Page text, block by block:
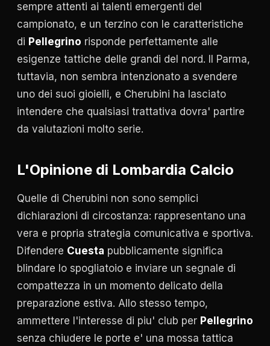
sempre attenti ai talenti emergenti del
campionato, e un terzino con le caratteristiche
di Pellegrino risponde perfettamente alle
esigenze tattiche delle grandi del nord. Il Parma,
tuttavia, non sembra intenzionato a svendere
uno dei suoi gioielli, e Cherubini ha lasciato
intendere che qualsiasi trattativa dovra' partire
da valutazioni molto serie.
L'Opinione di Lombardia Calcio
Quelle di Cherubini non sono semplici
dichiarazioni di circostanza: rappresentano una
vera e propria strategia comunicativa e sportiva.
Difendere Cuesta pubblicamente significa
blindare lo spogliatoio e inviare un segnale di
compattezza in un momento delicato della
preparazione estiva. Allo stesso tempo,
ammettere l'interesse di piu' club per Pellegrino
senza chiudere le porte e' una mossa tattica